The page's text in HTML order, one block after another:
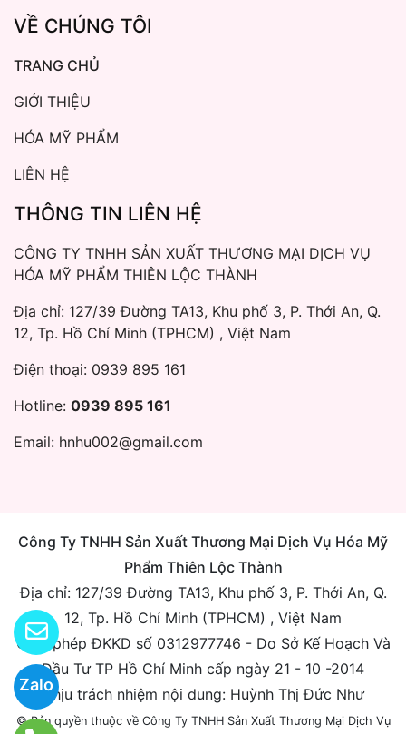
Zalo
VỀ CHÚNG TÔI
TRANG CHỦ
GIỚI THIỆU
HÓA MỸ PHẨM
LIÊN HỆ
THÔNG TIN LIÊN HỆ
CÔNG TY TNHH SẢN XUẤT THƯƠNG MẠI DỊCH VỤ
HÓA MỸ PHẨM THIÊN LỘC THÀNH
Địa chỉ: 127/39 Đường TA13, Khu phố 3, P. Thới An, Q.
12, Tp. Hồ Chí Minh (TPHCM) , Việt Nam
Điện thoại: 0939 895 161
Hotline: 0939 895 161
Email: hnhu002@gmail.com
Công Ty TNHH Sản Xuất Thương Mại Dịch Vụ Hóa Mỹ
Phẩm Thiên Lộc Thành
Địa chỉ: 127/39 Đường TA13, Khu phố 3, P. Thới An, Q.
12, Tp. Hồ Chí Minh (TPHCM) , Việt Nam
Giấy phép ĐKKD số 0312977746 - Do Sở Kế Hoạch Và
Đầu Tư TP Hồ Chí Minh cấp ngày 21 - 10 -2014
Chịu trách nhiệm nội dung: Huỳnh Thị Đức Như
© Bản quyền thuộc về Công Ty TNHH Sản Xuất Thương Mại Dịch Vụ